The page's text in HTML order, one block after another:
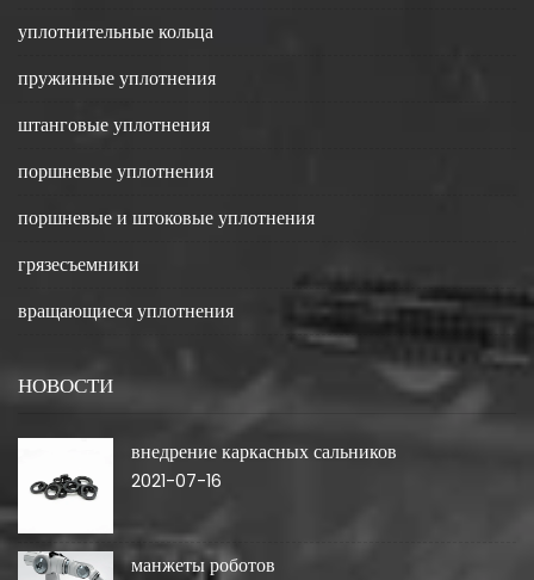
уплотнительные кольца
пружинные уплотнения
штанговые уплотнения
поршневые уплотнения
поршневые и штоковые уплотнения
грязесъемники
вращающиеся уплотнения
НОВОСТИ
внедрение каркасных сальников
2021-07-16
манжеты роботов